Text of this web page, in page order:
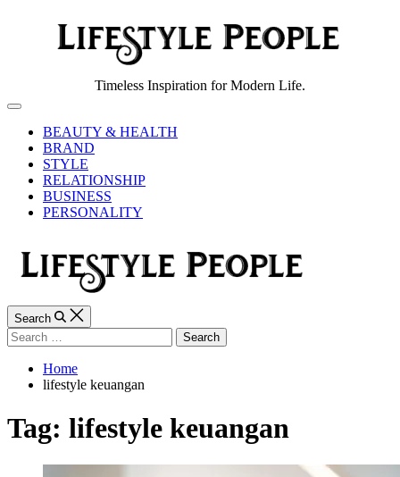
People
Timeless Inspiration for Modern Life.
Off
CanvasBEAUTY & HEALTH
BRAND
STYLE
RELATIONSHIP
BUSINESS
PERSONALITY
Search
Search
for:
Home
lifestyle keuangan
Tag: lifestyle keuangan